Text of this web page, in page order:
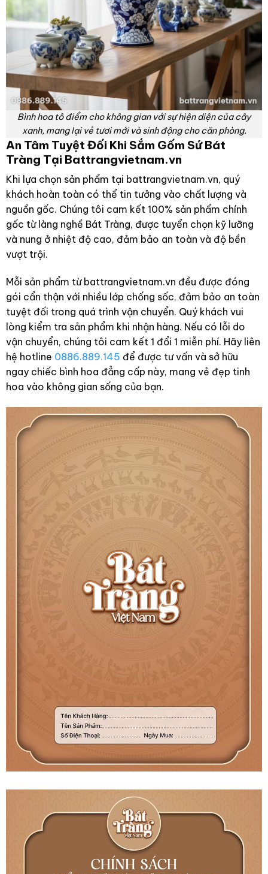
Bình hoa tô điểm cho không gian với sự hiện diện của cây
xanh, mang lại vẻ tươi mới và sinh động cho căn phòng.
An Tâm Tuyệt Đối Khi Sắm Gốm Sứ Bát
Tràng Tại Battrangvietnam.vn
Khi lựa chọn sản phẩm tại battrangvietnam.vn, quý
khách hoàn toàn có thể tin tưởng vào chất lượng và
nguồn gốc. Chúng tôi cam kết 100% sản phẩm chính
gốc từ làng nghề Bát Tràng, được tuyển chọn kỹ lưỡng
và nung ở nhiệt độ cao, đảm bảo an toàn và độ bền
vượt trội.
Mỗi sản phẩm từ battrangvietnam.vn đều được đóng
gói cẩn thận với nhiều lớp chống sốc, đảm bảo an toàn
tuyệt đối trong quá trình vận chuyển. Quý khách vui
lòng kiểm tra sản phẩm khi nhận hàng. Nếu có lỗi do
vận chuyển, chúng tôi cam kết 1 đổi 1 miễn phí. Hãy liên
hệ hotline 0886.889.145 để được tư vấn và sở hữu
ngay chiếc bình hoa đẳng cấp này, mang vẻ đẹp tinh
hoa vào không gian sống của bạn.